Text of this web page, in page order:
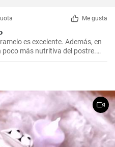
Me gusta
es excelente. Además, en
más nutritiva del postre.
de manzanas, miga y
de coco.